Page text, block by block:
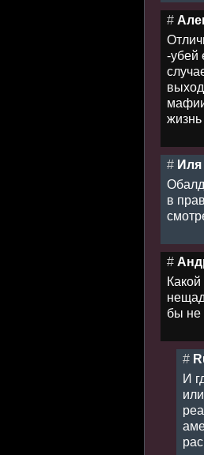
#
-убей
жизнь
# Иля
в
#
бы не
#
И